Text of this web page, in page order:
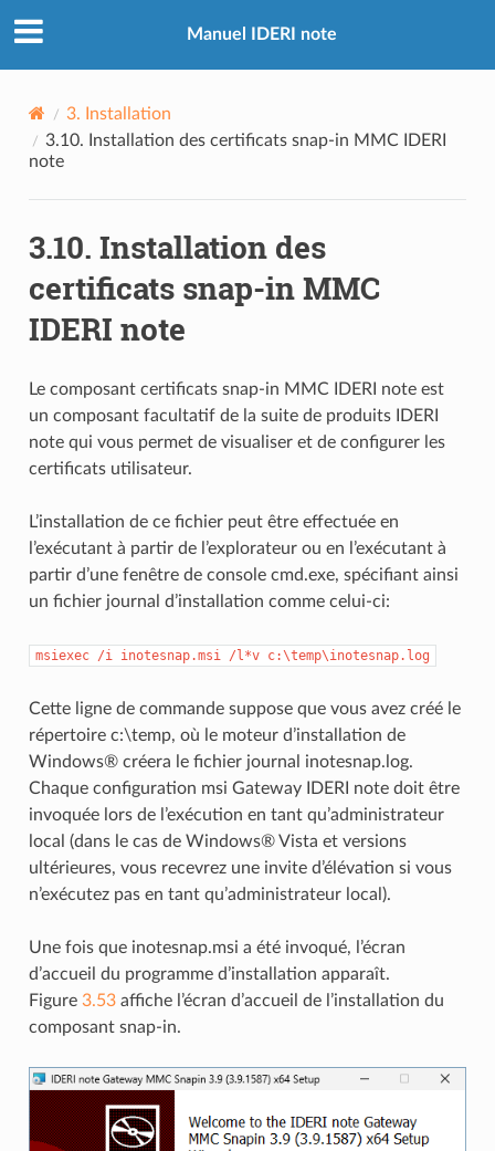
Manuel IDERI note
3.
Installation
3.10.
Installation des certificats snap-in MMC IDERI
note
3.10. Installation des
certificats snap-in MMC
IDERI note
Le composant certificats snap-in MMC IDERI note est
un composant facultatif de la suite de produits IDERI
note qui vous permet de visualiser et de configurer les
certificats utilisateur.
L’installation de ce fichier peut être effectuée en
l’exécutant à partir de l’explorateur ou en l’exécutant à
partir d’une fenêtre de console cmd.exe, spécifiant ainsi
un fichier journal d’installation comme celui-ci:
msiexec /i inotesnap.msi /l*v c:\temp\inotesnap.log
Cette ligne de commande suppose que vous avez créé le
répertoire c:\temp, où le moteur d’installation de
Windows® créera le fichier journal inotesnap.log.
Chaque configuration msi Gateway IDERI note doit être
invoquée lors de l’exécution en tant qu’administrateur
local (dans le cas de Windows® Vista et versions
ultérieures, vous recevrez une invite d’élévation si vous
n’exécutez pas en tant qu’administrateur local).
Une fois que inotesnap.msi a été invoqué, l’écran
d’accueil du programme d’installation apparaît.
Figure 3.53affiche l’écran d’accueil de l’installation du
composant snap-in.